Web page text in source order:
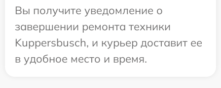
Вы получите уведомление о
завершении ремонта техники
Kuppersbusch, и курьер доставит ее
в удобное место и время.